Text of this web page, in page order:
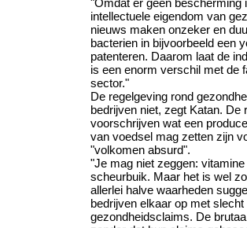
"Omdat er geen bescherming
intellectuele eigendom van
nieuws maken onzeker en
bacterien in bijvoorbeeld een
patenteren. Daarom laat de
is een enorm verschil met de
sector."
De regelgeving rond
bedrijven niet, zegt Katan. De
voorschrijven wat een
van voedsel mag zetten zijn
"volkomen absurd".
"Je mag niet zeggen:
scheurbuik. Maar het is wel
allerlei halve waarheden
bedrijven elkaar op met
gezondheidsclaims. De